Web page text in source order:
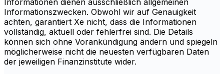
Informationen dienen ausschließlich allgemeinen
Informationszwecken. Obwohl wir auf Genauigkeit
achten, garantiert Xe nicht, dass die Informationen
vollständig, aktuell oder fehlerfrei sind. Die Details
können sich ohne Vorankündigung ändern und spiegeln
möglicherweise nicht die neuesten verfügbaren Daten
der jeweiligen Finanzinstitute wider.